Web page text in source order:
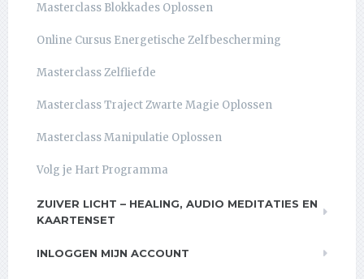
Masterclass Blokkades Oplossen
Online Cursus Energetische Zelfbescherming
Masterclass Zelfliefde
Masterclass Traject Zwarte Magie Oplossen
Masterclass Manipulatie Oplossen
Volg je Hart Programma
ZUIVER LICHT – HEALING, AUDIO MEDITATIES EN
KAARTENSET
INLOGGEN MIJN ACCOUNT